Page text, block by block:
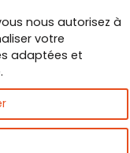
nous autorisez à
votre
adaptées et
!
et
le guide des
numérique
les épices et